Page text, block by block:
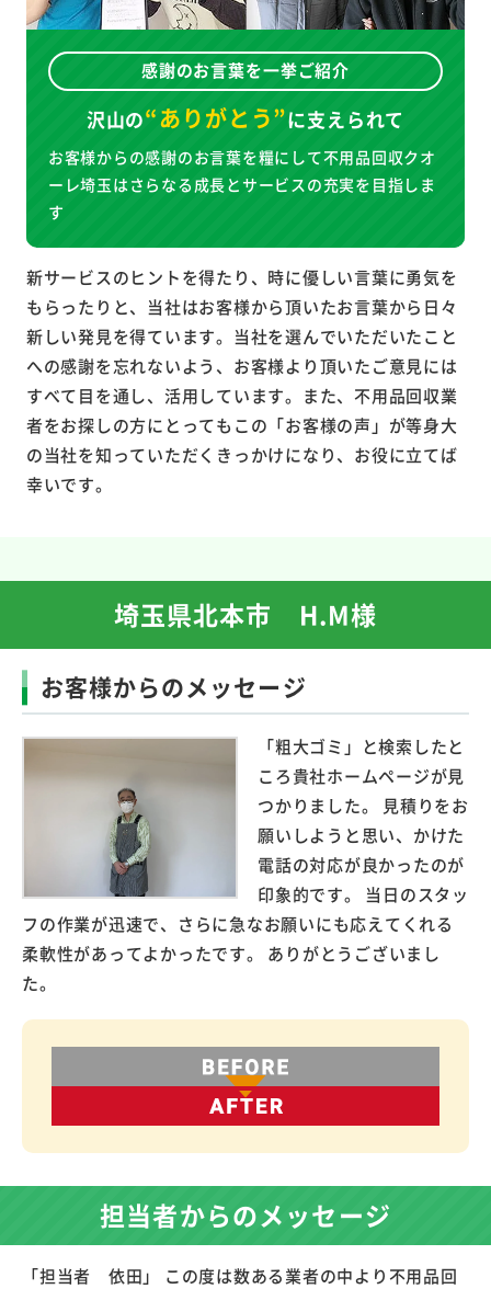
感謝のお言葉を一挙ご紹介
沢山の“ありがとう”に支えられて
お客様からの感謝のお言葉を糧にして不用品回収クオ
ーレ埼玉はさらなる成長とサービスの充実を目指しま
す
新サービスのヒントを得たり、時に優しい言葉に勇気を
もらったりと、当社はお客様から頂いたお言葉から日々
新しい発見を得ています。当社を選んでいただいたこと
への感謝を忘れないよう、お客様より頂いたご意見には
すべて目を通し、活用しています。また、不用品回収業
者をお探しの方にとってもこの「お客様の声」が等身大
の当社を知っていただくきっかけになり、お役に立てば
幸いです。
埼玉県北本市 H.M様
お客様からのメッセージ
「粗大ゴミ」と検索したと
ころ貴社ホームページが見
つかりました。 見積りをお
願いしようと思い、かけた
電話の対応が良かったのが
印象的です。 当日のスタッ
フの作業が迅速で、さらに急なお願いにも応えてくれる
柔軟性があってよかったです。 ありがとうございまし
た。
担当者からのメッセージ
「担当者 依田」 この度は数ある業者の中より不用品回